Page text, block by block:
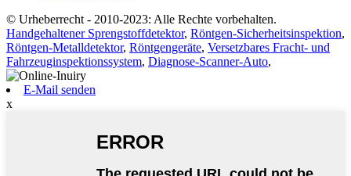
© Urheberrecht - 2010-2023: Alle Rechte vorbehalten.
Handgehaltener Sprengstoffdetektor, Röntgen-Sicherheitsinspektion,
Röntgen-Metalldetektor, Röntgengeräte, Versetzbares Fracht- und
Fahrzeuginspektionssystem, Diagnose-Scanner-Auto,
E-Mail senden
x